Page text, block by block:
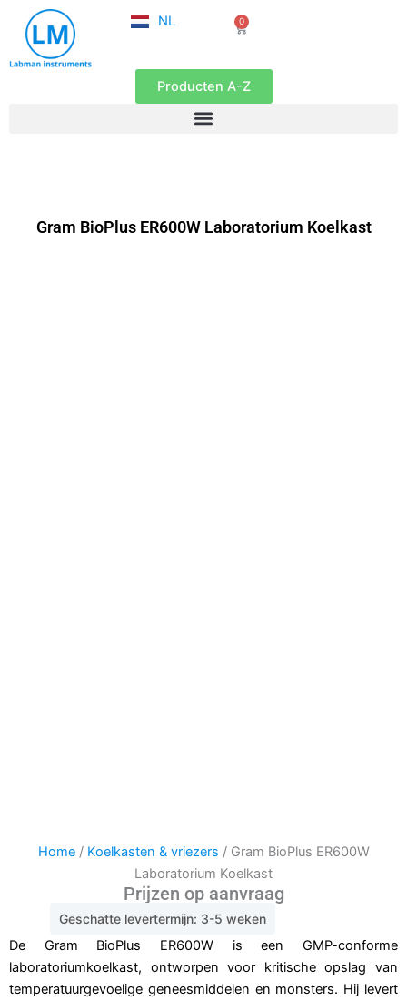
naar
NL
EN
0
Winkelwagen
Producten A-Z
Gram BioPlus ER600W Laboratorium Koelkast
Home/ Koelkasten & vriezers / Gram BioPlus ER600W
Laboratorium Koelkast
Prijzen op aanvraag
Geschatte levertermijn: 3-5 weken
De Gram BioPlus ER600W is een GMP-conforme
laboratoriumkoelkast, ontworpen voor kritische opslag van
temperatuurgevoelige geneesmiddelen en monsters. Hij levert